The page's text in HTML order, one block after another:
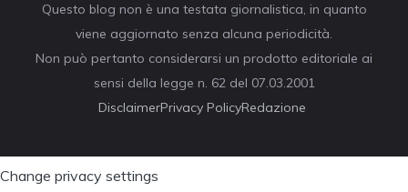
Questo blog non è una testata giornalistica, in quanto
viene aggiornato senza alcuna periodicità.
Non può pertanto considerarsi un prodotto editoriale ai
sensi della legge n. 62 del 07.03.2001
DisclaimerPrivacy PolicyRedazione
Change privacy settings